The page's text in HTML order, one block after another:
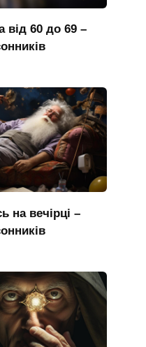
від 60 до 69 –
на вечірці –